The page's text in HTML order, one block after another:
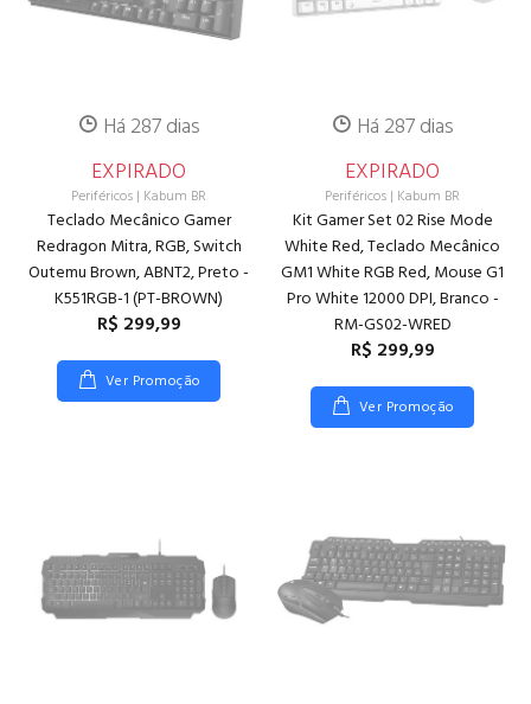
Há 287 dias
EXPIRADO
Periféricos | Kabum BR
Teclado Mecânico Gamer
Redragon Mitra, RGB, Switch
Outemu Brown, ABNT2, Preto -
K551RGB-1 (PT-BROWN)
R$ 299,99
Ver Promoção
Há 287 dias
EXPIRADO
Periféricos | Kabum BR
Kit Gamer Set 02 Rise Mode
White Red, Teclado Mecânico
GM1 White RGB Red, Mouse G1
Pro White 12000 DPI, Branco -
RM-GS02-WRED
R$ 299,99
Ver Promoção